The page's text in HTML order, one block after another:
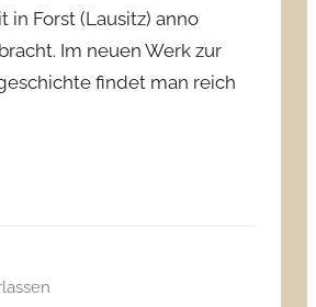
in Forst (Lausitz) anno
Im neuen Werk zur
findet man reich